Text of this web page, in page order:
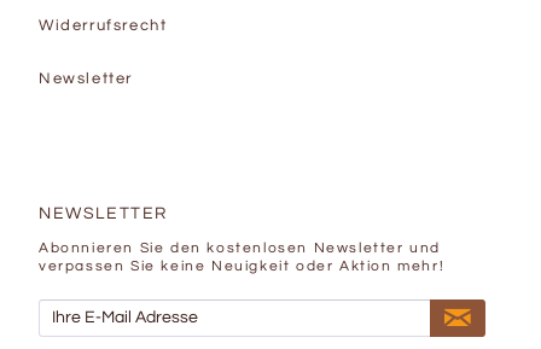
Widerrufsrecht
Newsletter
NEWSLETTER
Abonnieren Sie den kostenlosen Newsletter und
verpassen Sie keine Neuigkeit oder Aktion mehr!